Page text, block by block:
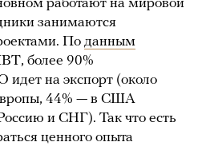
работают на мировой
занимаются
По данным
более 90%
идет на экспорт (около
44% — в США
и СНГ). Так что есть
ценного опыта